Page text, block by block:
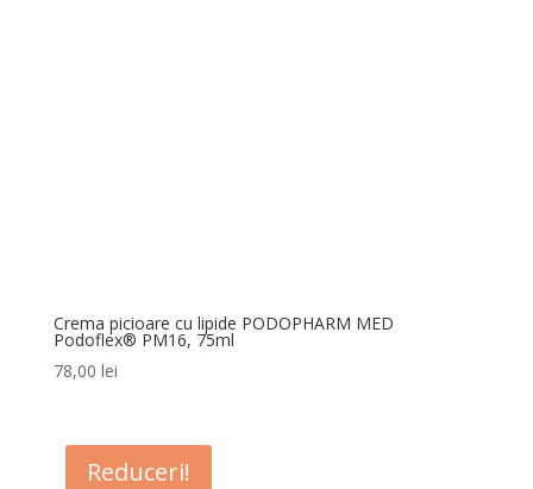
Crema picioare cu lipide PODOPHARM MED
Podoflex® PM16, 75ml
78,00 lei
Reduceri!